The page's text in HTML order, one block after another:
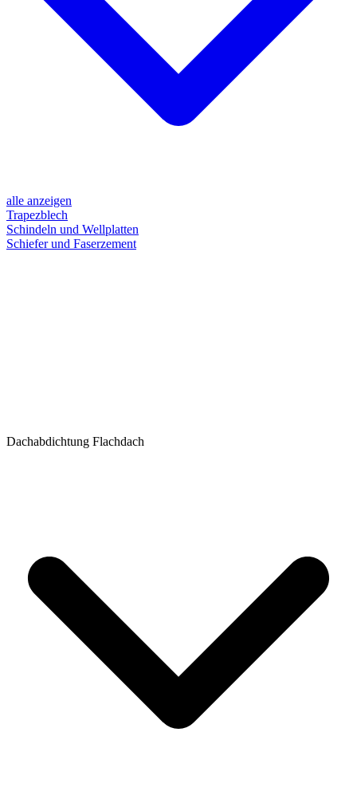
alle anzeigen
Trapezblech
Schindeln und Wellplatten
Schiefer und Faserzement
Dachabdichtung Flachdach